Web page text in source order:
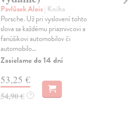
Pavlůsek Alois| Kniha
Porsche. Už pri vyslovení tohto
slova sa každému priaznivcovi a
fanúšikovi automobilov či
automobilo...
Zasielame do 14 dní
53,25 €
54,90 € ?